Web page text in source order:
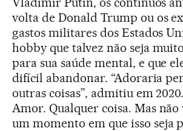
volta de Donald Trump ou os
gastos militares dos Estados
hobby que talvez não seja
para sua saúde mental, e que
difícil abandonar. “Adoraria
outras coisas”, admitiu em
Amor. Qualquer coisa. Mas
um momento em que isso seja